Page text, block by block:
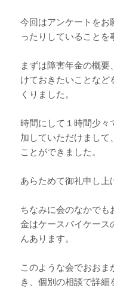
今回はアンケートをお
ったりしていることを
まずは障害年金の概
けておきたいことなど
くりました。
時間にして１時間少々
加していただけまして
ことができました。
あらためて御礼申し上
ちなみに会のなかでも
金はケースバイケース
んあります。
このような会でおお
き、個別の相談で詳細